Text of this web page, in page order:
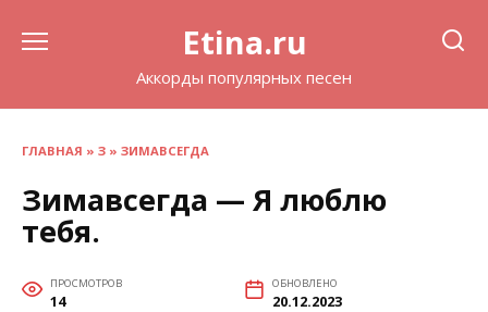
Etina.ru
Аккорды популярных песен
ГЛАВНАЯ » З » ЗИМАВСЕГДА
Зимавсегда — Я люблю
тебя.
ПРОСМОТРОВ
14
ОБНОВЛЕНО
20.12.2023